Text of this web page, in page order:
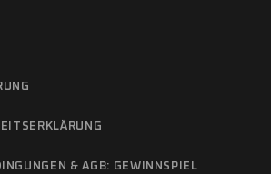
& AGB: GEWINNSPIEL